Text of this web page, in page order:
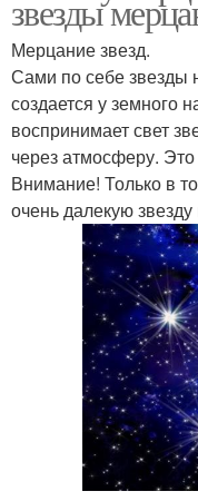
звезды
Мерцание звезд.
Сами по себе звезды
создается у земного
воспринимает свет
через атмосферу.
Внимание! Только в
очень далекую